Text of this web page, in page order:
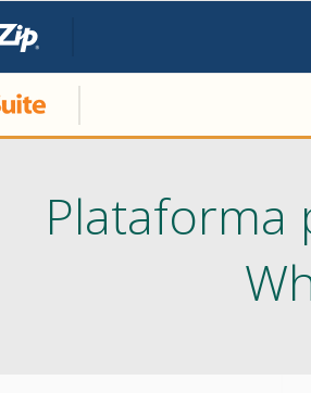
Plataforma